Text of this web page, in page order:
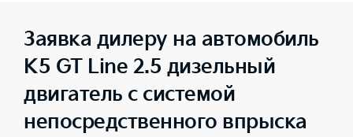
Заявка дилеру на автомобиль
K5 GT Line 2.5 дизельный
двигатель с системой
непосредственного впрыска